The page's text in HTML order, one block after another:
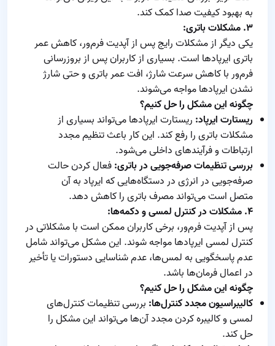
به بهبود کیفیت صدا کمک کند.
۳. مشکلات باتری:
یکی دیگر از مشکلات رایج پس از آپدیت فرم‌ور، کاهش عمر
باتری ایرپادها است. بسیاری از کاربران پس از بروزرسانی
فرم‌ور با کاهش سرعت شارژ، افت عمر باتری و حتی شارژ
نشدن ایرپادها مواجه می‌شوند.
چگونه این مشکل را حل کنیم؟
ریستارت ایرپاد: ریستارت ایرپادها می‌تواند بسیاری از
مشکلات باتری را رفع کند. این کار باعث تنظیم مجدد
ارتباطات و فرآیندهای داخلی می‌شود.
بررسی تنظیمات صرفه‌جویی در باتری:فعال کردن حالت
صرفه‌جویی در انرژی در دستگاه‌هایی که ایرپاد به آن
متصل است می‌تواند مصرف باتری را کاهش دهد.
۴. مشکلات در کنترل لمسی و دکمه‌ها:
پس از آپدیت فرم‌ور، برخی کاربران ممکن است با مشکلاتی در
کنترل لمسی ایرپادها مواجه شوند. این مشکل می‌تواند شامل
عدم پاسخگویی به لمس‌ها، عدم شناسایی دستورات یا تأخیر
در اعمال فرمان‌ها باشد.
چگونه این مشکل را حل کنیم؟
کالیبراسیون مجدد کنترل‌ها: بررسی تنظیمات کنترل‌های
لمسی و کالیبره کردن مجدد آن‌ها می‌تواند این مشکل را
حل کند.